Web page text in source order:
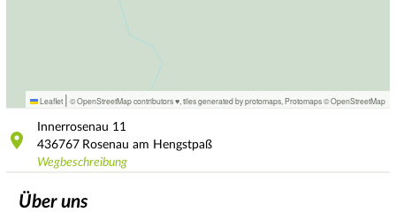
Leaflet | © OpenStreetMap contributors ♥, tiles generated by protomaps Protomaps©OpenStreetMap
Innerrosenau 11
436767 Rosenau am Hengstpaß
Wegbeschreibung
Über uns